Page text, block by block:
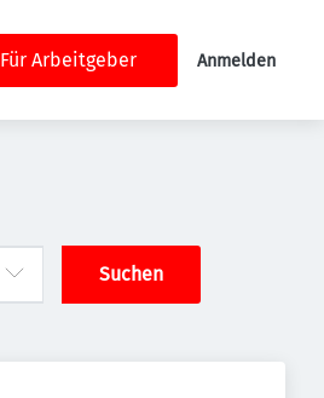
Für Arbeitgeber Anmelden
Suchen